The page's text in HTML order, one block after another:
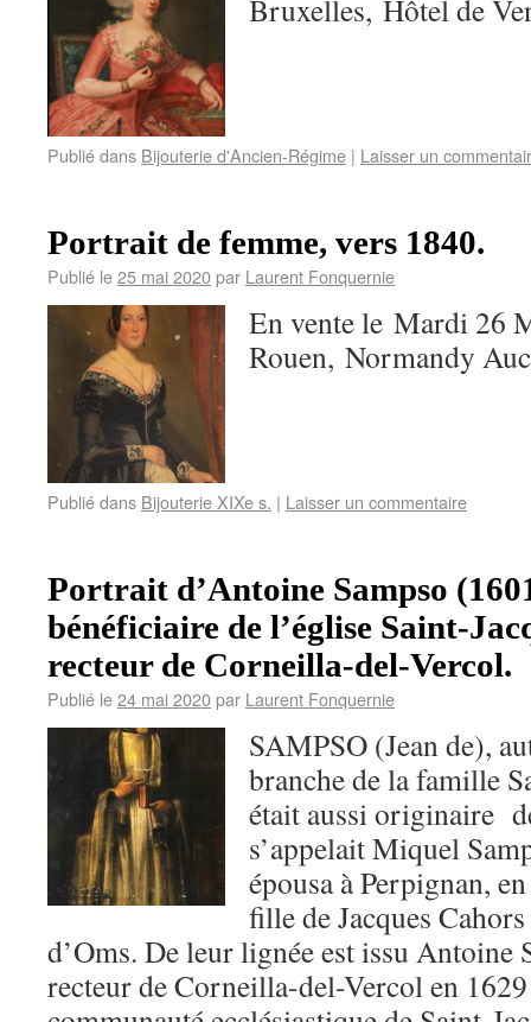
Bruxelles, Hôtel
Publié dans Bijouterie d'Ancien-Régime | Laisser un
Portrait de femme, vers 1840.
Publié le25 mai 2020par Laurent Fonquernie
En vente le Mardi 26
Rouen, Normandy
Publié dans Bijouterie XIXe s. | Laisser un commentaire
Portrait d’Antoine Sampso
bénéficiaire de l’église Saint-
recteur de Corneilla-del-Vercol.
Publié le24 mai 2020par Laurent Fonquernie
SAMPSO (Jean de),
branche de la famille
était aussi originaire
s’appelait Miquel
épousa à Perpignan,
fille de Jacques
d’Oms. De leur lignée est issu Antoine
recteur de Corneilla-del-Vercol en